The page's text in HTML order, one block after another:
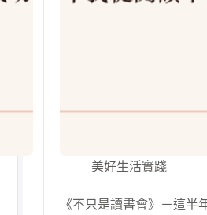
美好生活實踐
《不只是讀書會》－這半